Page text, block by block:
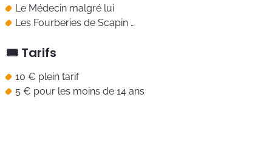
Le Médecin malgré lui
Les Fourberies de Scapin …
🎟️ Tarifs
10 € plein tarif
5 € pour les moins de 14 ans